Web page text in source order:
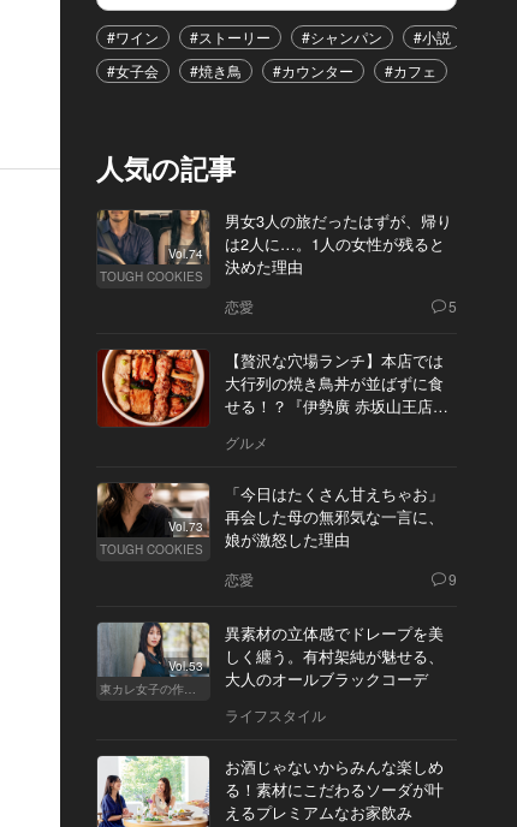
#ワイン #ストーリー #シャンパン #小説
#女子会
#焼き鳥 #カウンター #カフェ
人気の記事
Vol.74
TOUGH COOKIES
男女3人の旅だったはずが、帰り
は2人に…。1人の女性が残ると
決めた理由
恋愛 5
【贅沢な穴場ランチ】本店では
大行列の焼き鳥丼が並ばずに食
せる！？『伊勢廣 赤坂山王店』
グルメ
Vol.73
TOUGH COOKIES
「今日はたくさん甘えちゃお」
再会した母の無邪気な一言に、
娘が激怒した理由
恋愛 9
Vol.53
東カレ女子の作り方
異素材の立体感でドレープを美
しく纏う。有村架純が魅せる、
大人のオールブラックコーデ
ライフスタイル
お酒じゃないからみんな楽しめ
る！素材にこだわるソーダが叶
えるプレミアムなお家飲み